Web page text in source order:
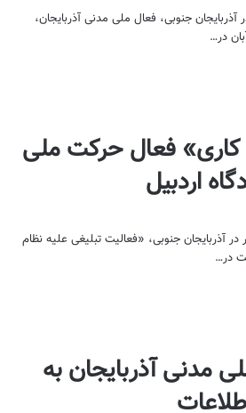
جنوبی، فعال ملی مدنی آذربایجان،
فعال حرکت ملی
اردبیل
آذربایجان جنوبی، «فعالیت تبلیغی علیه نظام
در…
مدنی آذربایجان به